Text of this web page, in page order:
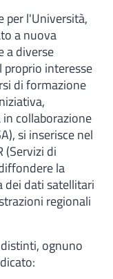
per l'Università,
a nuova
a diverse
interesse
di formazione
in collaborazione
si inserisce nel
(Servizi di
la
dei dati satellitari
regionali
ognuno